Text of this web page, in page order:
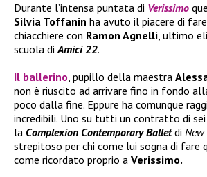
Durante l’intensa puntata di Verissimo
Silvia Toffanin ha avuto il piacere di
chiacchiere con Ramon Agnelli, ultimo
scuola diAmici 22.
Il ballerino, pupillo della maestra
non è riuscito ad arrivare fino in fondo
poco dalla fine. Eppure ha comunque
incredibili. Uno su tutti un contratto di
la Complexion Contemporary Balletdi New
strepitoso per chi come lui sogna di fare
come ricordato proprio a Verissimo.